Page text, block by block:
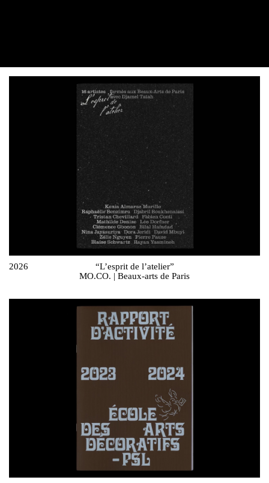
2026
“L’esprit de l’atelier”
MO.CO. | Beaux-arts de Paris